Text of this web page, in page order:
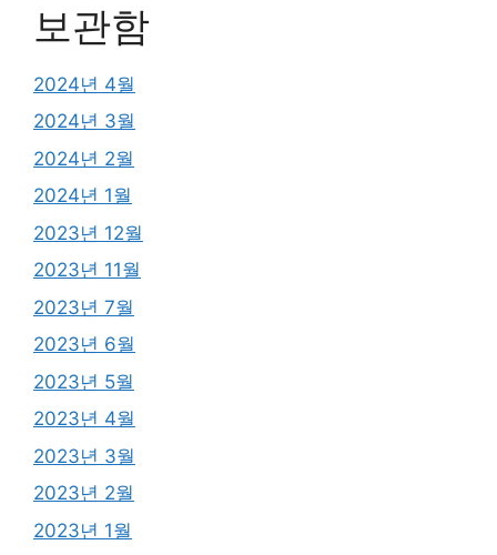
보관함
2024년 4월
2024년 3월
2024년 2월
2024년 1월
2023년 12월
2023년 11월
2023년 7월
2023년 6월
2023년 5월
2023년 4월
2023년 3월
2023년 2월
2023년 1월